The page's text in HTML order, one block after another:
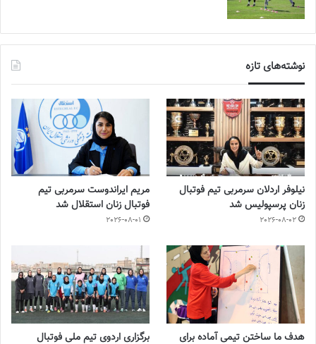
نوشته‌های تازه
نیلوفر اردلان سرمربی تیم فوتبال
زنان پرسپولیس شد
2026-08-02
مریم ایراندوست سرمربی تیم
فوتبال زنان استقلال شد
2026-08-01
هدف ما ساختن تیمی آماده برای
برگزاری اردوی تیم ملی فوتبال